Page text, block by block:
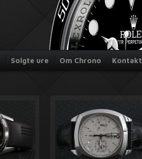
Solgte ure Om Chrono Kontakt